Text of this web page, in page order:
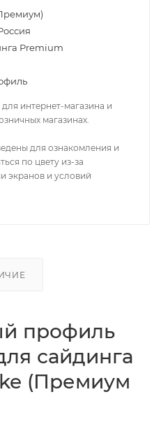
Premium
для интернет-магазина и
магазинах.
для ознакомления и
по цвету из-за
экранов и условий
профиль
сайдинга
(Премиум